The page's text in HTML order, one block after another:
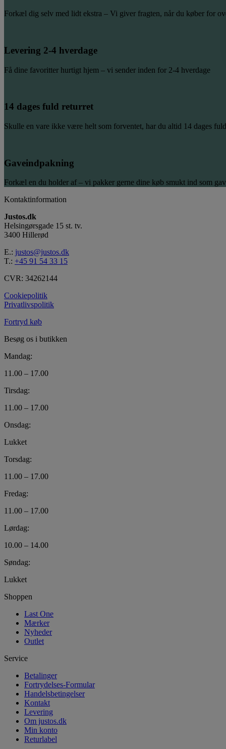
Forkæl dig selv med lidt ekstra – Vi giver fragten, når du køber for
Levering 2-4 hverdage
Få dine favoritter hurtigt hjem – vi sender inden for 2-4 hverdage
14 dages fuld returret
Skulle en vare ikke være helt som forventet, har du altid 14 dages
Gaveindpakning
Forkæl en du holder af – vi pakker gerne dine køb smukt ind som
Kontaktinformation
Justos.dk
Helsingørsgade 15 st. tv.
3400 Hillerød
E.: justos@justos.dk
T.: +45 91 54 33 15
CVR: 34262144
Cookiepolitik
Privatlivspolitik
Fortryd køb
Besøg os i butikken
Mandag:
11.00 – 17.00
Tirsdag:
11.00 – 17.00
Onsdag:
Lukket
Torsdag:
11.00 – 17.00
Fredag:
11.00 – 17.00
Lørdag:
10.00 – 14.00
Søndag:
Lukket
Shoppen
Last One
Mærker
Nyheder
Outlet
Service
Betalinger
Fortrydelses-Formular
Handelsbetingelser
Kontakt
Levering
Om justos.dk
Min konto
Returlabel